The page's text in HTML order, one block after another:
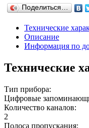
Поделиться…
Технические
Описание
Информация по
Технические
Тип прибора:
Цифровые
Количество каналов:
2
Полоса пропускания: